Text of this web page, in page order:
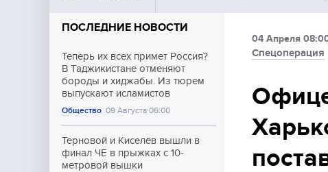
Ближний Восток
Общество
Культура
ПОСЛЕДНИЕ НОВОСТИ
Теперь их всех примет Россия?
В Таджикистане отменяют
бороды и хиджабы. Из тюрем
выпускают исламистов
Общество 09 Августа 06:00
Терновой и Киселёв вышли в
финал ЧЕ в прыжках с 10-
метровой вышки
04 Апреля
Спецоперация